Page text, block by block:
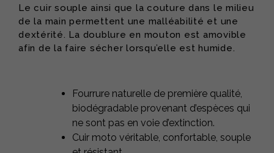
Le cuir souple ainsi que la couture dans le milieu
de la main permettent une malléabilité et une
dextérité. La doublure en mouton est amovible
afin de la faire sécher lorsqu’elle est humide.
Fourrure naturelle de première qualité,
biodégradable provenant d’espèces qui
ne sont pas en voie d’extinction.
Cuir moto véritable, confortable, souple